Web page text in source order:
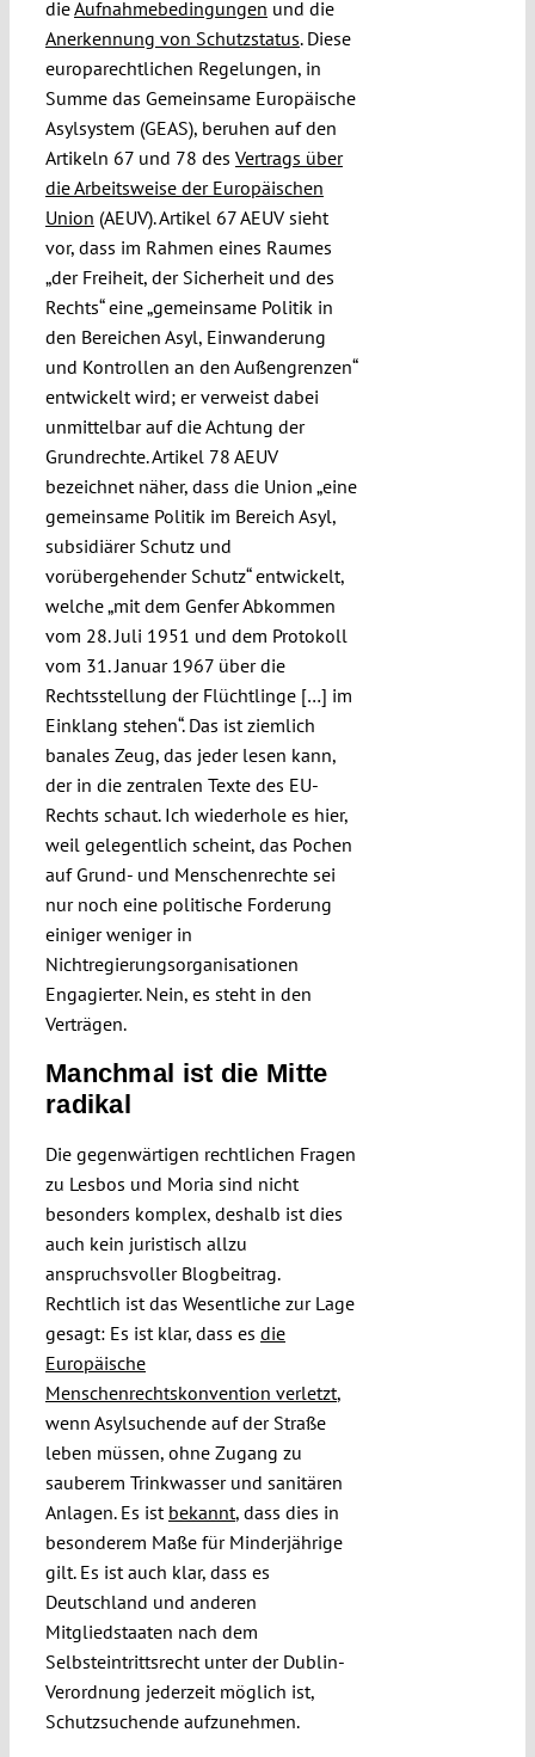
dieAufnahmebedingungen und die
Anerkennung von Schutzstatus. Diese
europarechtlichen Regelungen, in
Summe das Gemeinsame Europäische
Asylsystem (GEAS), beruhen auf den
Artikeln 67 und 78 des Vertrags über
die Arbeitsweise der Europäischen
Union (AEUV). Artikel 67 AEUV sieht
vor, dass im Rahmen eines Raumes
„der Freiheit, der Sicherheit und des
Rechts“ eine „gemeinsame Politik in
den Bereichen Asyl, Einwanderung
und Kontrollen an den Außengrenzen“
entwickelt wird; er verweist dabei
unmittelbar auf die Achtung der
Grundrechte. Artikel 78 AEUV
bezeichnet näher, dass die Union „eine
gemeinsame Politik im Bereich Asyl,
subsidiärer Schutz und
vorübergehender Schutz“ entwickelt,
welche „mit dem Genfer Abkommen
vom 28. Juli 1951 und dem Protokoll
vom 31. Januar 1967 über die
Rechtsstellung der Flüchtlinge […] im
Einklang stehen“. Das ist ziemlich
banales Zeug, das jeder lesen kann,
der in die zentralen Texte des EU-
Rechts schaut. Ich wiederhole es hier,
weil gelegentlich scheint, das Pochen
auf Grund- und Menschenrechte sei
nur noch eine politische Forderung
einiger weniger in
Nichtregierungsorganisationen
Engagierter. Nein, es steht in den
Verträgen.
Manchmal ist die Mitte
radikal
Die gegenwärtigen rechtlichen Fragen
zu Lesbos und Moria sind nicht
besonders komplex, deshalb ist dies
auch kein juristisch allzu
anspruchsvoller Blogbeitrag.
Rechtlich ist das Wesentliche zur Lage
gesagt: Es ist klar, dass es die
Europäische
Menschenrechtskonvention verletzt,
wenn Asylsuchende auf der Straße
leben müssen, ohne Zugang zu
sauberem Trinkwasser und sanitären
Anlagen. Es ist bekannt, dass dies in
besonderem Maße für Minderjährige
gilt. Es ist auch klar, dass es
Deutschland und anderen
Mitgliedstaaten nach dem
Selbsteintrittsrecht unter der Dublin-
Verordnung jederzeit möglich ist,
Schutzsuchende aufzunehmen.